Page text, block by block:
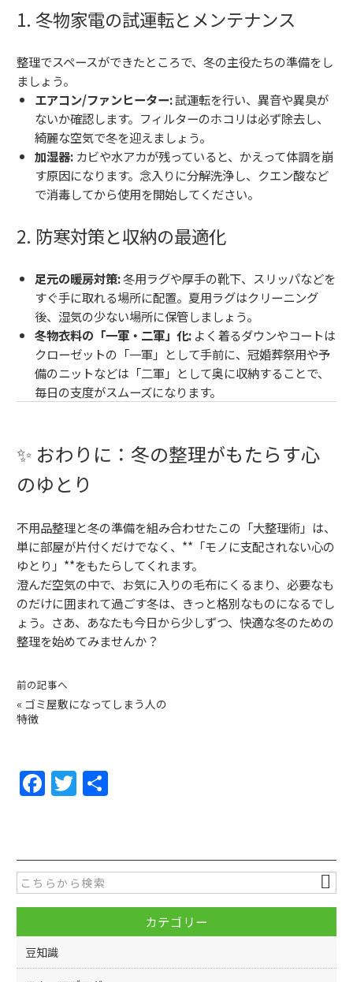
1. 冬物家電の試運転とメンテナンス
整理でスペースができたところで、冬の主役たちの準備をし
ましょう。
エアコン/ファンヒーター:試運転を行い、異音や異臭が
ないか確認します。フィルターのホコリは必ず除去し、
綺麗な空気で冬を迎えましょう。
加湿器: カビや水アカが残っていると、かえって体調を崩
す原因になります。念入りに分解洗浄し、クエン酸など
で消毒してから使用を開始してください。
2. 防寒対策と収納の最適化
足元の暖房対策:冬用ラグや厚手の靴下、スリッパなどを
すぐ手に取れる場所に配置。夏用ラグはクリーニング
後、湿気の少ない場所に保管しましょう。
冬物衣料の「一軍・二軍」化: よく着るダウンやコートは
クローゼットの「一軍」として手前に、冠婚葬祭用や予
備のニットなどは「二軍」として奥に収納することで、
毎日の支度がスムーズになります。
✨ おわりに：冬の整理がもたらす心
のゆとり
不用品整理と冬の準備を組み合わせたこの「大整理術」は、
単に部屋が片付くだけでなく、**「モノに支配されない心の
ゆとり」**をもたらしてくれます。
澄んだ空気の中で、お気に入りの毛布にくるまり、必要なも
のだけに囲まれて過ごす冬は、きっと格別なものになるでし
ょう。さあ、あなたも今日から少しずつ、快適な冬のための
整理を始めてみませんか？
前の記事へ
« ゴミ屋敷になってしまう人の
特徴
F
a
e
b
o
o
k
T
w
er
カテゴリー
豆知識